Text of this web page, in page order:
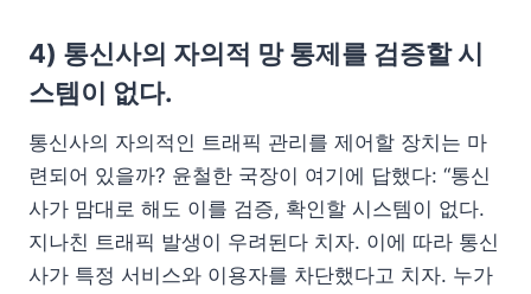
4) 통신사의 자의적 망 통제를 검증할 시
스템이 없다.
통신사의 자의적인 트래픽 관리를 제어할 장치는 마
련되어 있을까? 윤철한 국장이 여기에 답했다: “통신
사가 맘대로 해도 이를 검증, 확인할 시스템이 없다.
지나친 트래픽 발생이 우려된다 치자. 이에 따라 통신
사가 특정 서비스와 이용자를 차단했다고 치자. 누가